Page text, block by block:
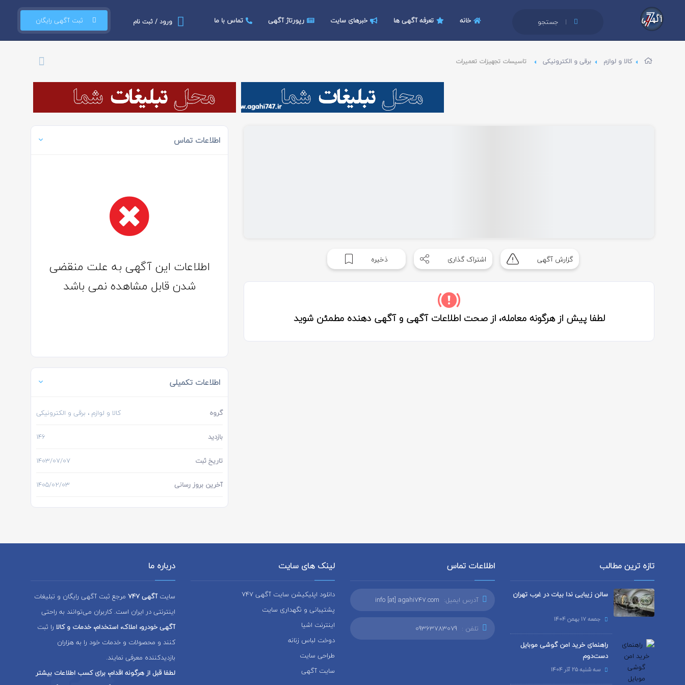
جستجو ورود / ثبت نام خانه تعرفه آگهی ها خبرهای سایت رپورتاژ آگهی تماس با ما
کالا و لوازم برقی و الکترونیکی تاسیسات تجهیزات تعمیرات
گزارش آگهی اشتراک گذاری ذخیره
لطفا پیش از هرگونه معامله، از صحت اطلاعات آگهی و آگهی دهنده مطمئن شوید
اطلاعات تماس
اطلاعات این آگهی به علت منقضی
شدن قابل مشاهده نمی باشد
اطلاعات تکمیلی
گروه کالا و لوازم ، برقی و الکترونیکی
بازدید 146
تاریخ ثبت 1403/07/07
آخرین بروز رسانی 1405/02/03
تازه ترین مطالب
سالن زیبایی ندا بیات در غرب تهران
جمعه 17 بهمن 1404
راهنمای خرید امن گوشی موبایل
دست‌دوم
سه شنبه 25 آذر 1404
اطلاعات تماس
آدرس ایمیل: info [at] agahi747.com
تلفن : 09363783079
لینک های سایت
دانلود اپلیکیشن سایت آگهی 747
پشتیبانی و نگهداری سایت
اینترنت اشیا
دوخت لباس زنانه
طراحی سایت
سایت آگهی
درباره ما
سایتآگهی 747
مرجع ثبت آگهی رایگان و تبلیغات
اینترنتی در ایران است. کاربران می‌توانند به راحتی
آگهی خودرو، املاک، استخدام، خدمات و کالا را ثبت
کنند و محصولات و خدمات خود را به هزاران
بازدیدکننده معرفی نمایند.
لطفا قبل از هرگونه اقدام، برای کسب اطلاعات بیشتر